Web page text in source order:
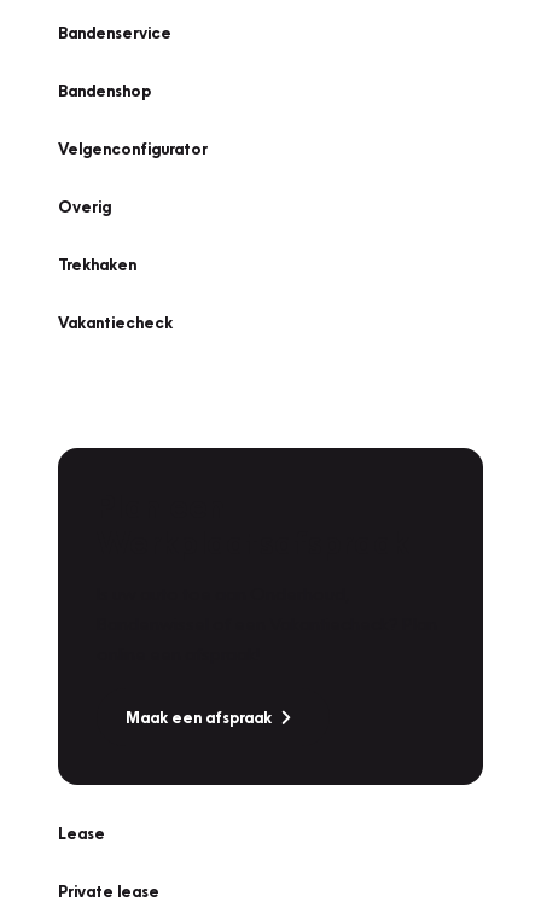
Bandenservice
Bandenshop
Velgenconfigurator
Overig
Trekhaken
Vakantiecheck
Maak een afspraak
Lease
Private lease